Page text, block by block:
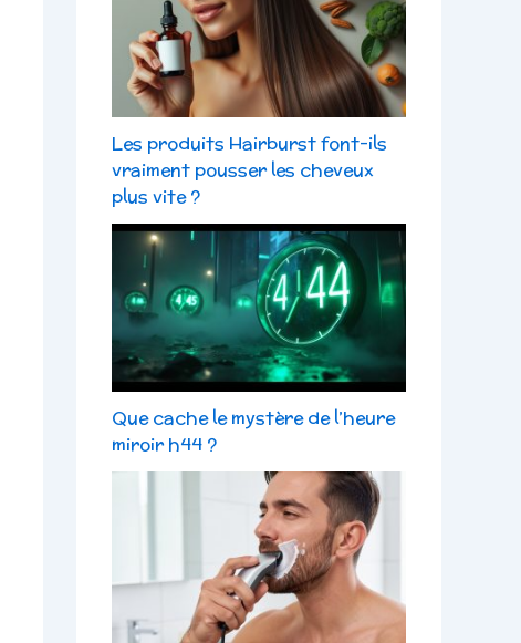
Les produits Hairburst font-ils
vraiment pousser les cheveux
plus vite ?
Que cache le mystère de l’heure
miroir h44 ?